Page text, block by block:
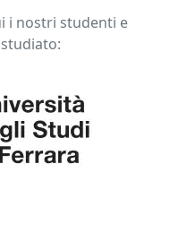
i nostri studenti e